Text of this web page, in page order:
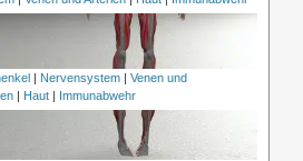
Nervensystem
Venen und
Haut Immunabwehr